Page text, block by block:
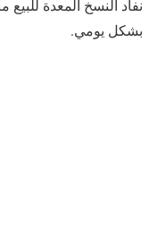
نفاد النسخ المعدة
بشكل يومي.